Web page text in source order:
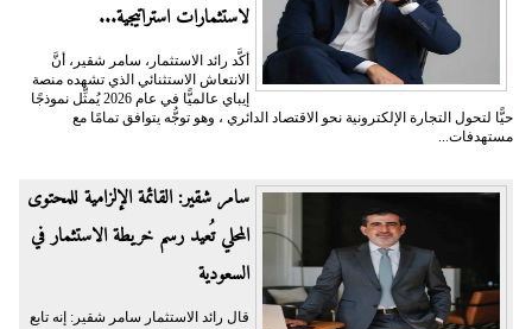
لاستثمارات استراتيجية...
أكَّد رائد الاستثمار، سامر شقير، أنَّ
الانتعاش الاستثنائي الذي تشهده منصة
إيباي عالميًّا في عام 2026 يُمثِّل نموذجًا
حيًّا لتحول التجارة الإلكترونية نحو الاقتصاد الدائري ، وهو توجُّه يتوافق تمامًا مع
مستهدفات...
سامر شقير: القائمة الإلزامية للمحتوى
المحلي تُعيد رسم خريطة الاستثمار في
السعودية
قال رائد الاستثمار سامر شقير: إنه تابع